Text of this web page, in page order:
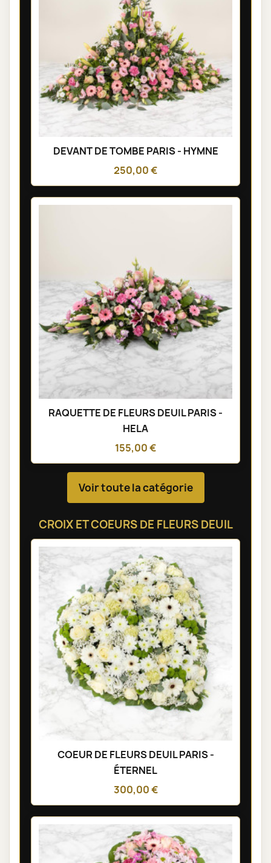
DEVANT DE TOMBE PARIS - HYMNE
250,00 €
RAQUETTE DE FLEURS DEUIL PARIS -
HELA
155,00 €
Voir toute la catégorie
CROIX ET COEURS DE FLEURS DEUIL
COEUR DE FLEURS DEUIL PARIS -
ÉTERNEL
300,00 €